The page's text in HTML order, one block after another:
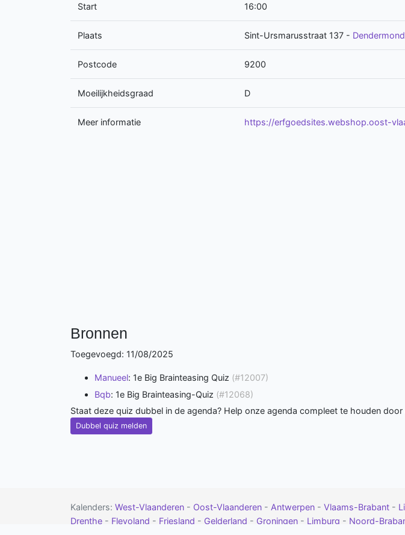
Start 16:00
Plaats Sint-Ursmarusstraat 137 -
Postcode 9200
Moeilijkheidsgraad D
Meer informatie https://erfgoedsites.webshop.oost-
Bronnen
Toegevoegd: 11/08/2025
Manueel: 1e Big Brainteasing Quiz (#12007)
Bqb: 1e Big Brainteasing-Quiz (#12068)
Staat deze quiz dubbel in de agenda? Help onze agenda compleet te houden
Dubbel quiz melden
Kalenders: West-Vlaanderen - Oost-Vlaanderen - Antwerpen - Vlaams-Brabant -
Drenthe - Flevoland - Friesland - Gelderland - Groningen - Limburg - Noord-